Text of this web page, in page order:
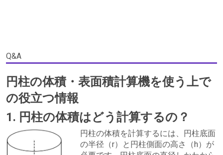
Q&A
円柱の体積・表面積計算機を使う上で
の役立つ情報
1. 円柱の体積はどう計算するの？
円柱の体積を計算するには、円柱底面
の半径（r）と円柱側面の高さ（h）が